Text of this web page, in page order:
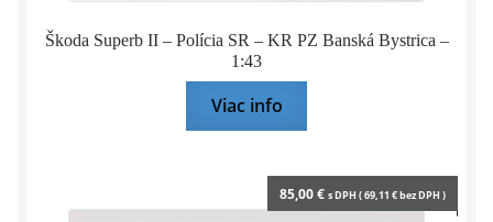
Škoda Superb II – Polícia SR – KR PZ Banská Bystrica –
1:43
Viac info
85,00€ s DPH (69,11 €bez DPH )